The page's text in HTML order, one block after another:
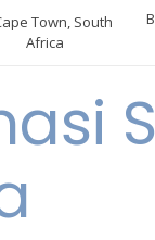
Town, South
Africa